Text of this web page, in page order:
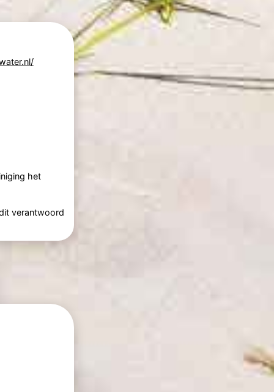
het
verantwoord